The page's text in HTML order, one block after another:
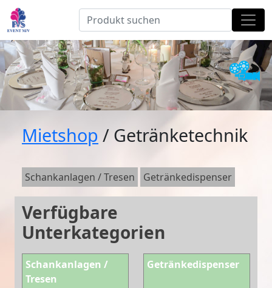
Mietshop / Getränketechnik
Schankanlagen / Tresen Getränkedispenser
Verfügbare
Unterkategorien
Schankanlagen /
Tresen
Getränkedispenser